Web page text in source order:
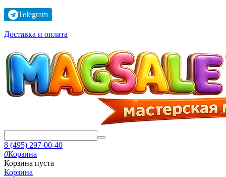
Telegram
Доставка и оплата
8 (495) 297-00-40
0Корзина
Корзина пуста
Корзина